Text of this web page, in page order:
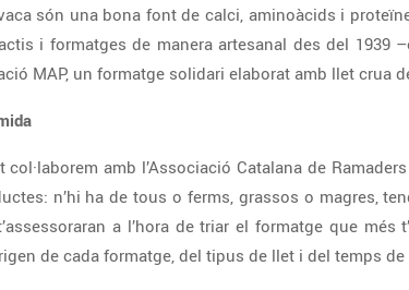
són una bona font de calci, aminoàcids i
i formatges de manera artesanal des del
MAP, un formatge solidari elaborat amb llet crua
amb l’Associació Catalana de
n’hi ha de tous o ferms, grassos o magres,
a l’hora de triar el formatge que
de cada formatge, del tipus de llet i del temps